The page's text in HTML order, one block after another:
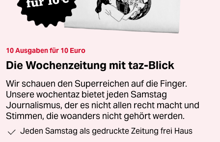
10 Ausgaben für 10 Euro
Die Wochenzeitung mit taz-Blick
Wir schauen den Superreichen auf die Finger.
Unsere wochentaz bietet jeden Samstag
Journalismus, der es nicht allen recht macht und
Stimmen, die woanders nicht gehört werden.
Jeden Samstag als gedruckte Zeitung frei Haus